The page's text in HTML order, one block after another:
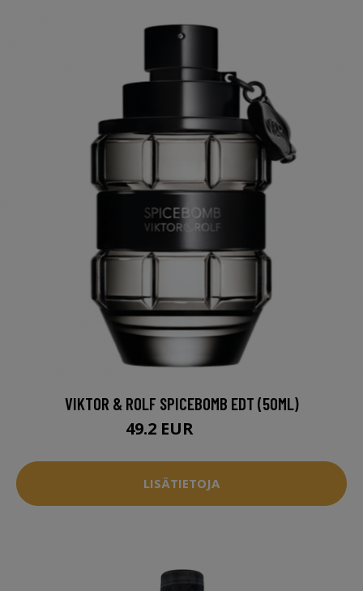
VIKTOR & ROLF SPICEBOMB EDT (50ML)
49.2 EUR
LISÄTIETOJA